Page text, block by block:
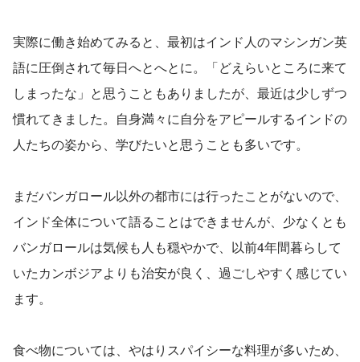
実際に働き始めてみると、最初はインド人のマシンガン英
語に圧倒されて毎日へとへとに。「どえらいところに来て
しまったな」と思うこともありましたが、最近は少しずつ
慣れてきました。自身満々に自分をアピールするインドの
人たちの姿から、学びたいと思うことも多いです。
まだバンガロール以外の都市には行ったことがないので、
インド全体について語ることはできませんが、少なくとも
バンガロールは気候も人も穏やかで、以前4年間暮らして
いたカンボジアよりも治安が良く、過ごしやすく感じてい
ます。
食べ物については、やはりスパイシーな料理が多いため、